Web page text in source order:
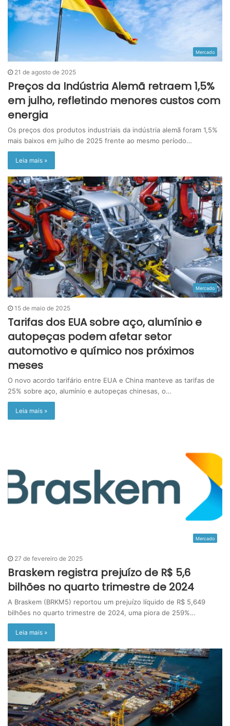
Mercado
21 de agosto de 2025
Preços da Indústria Alemã retraem 1,5%
em julho, refletindo menores custos com
energia
Os preços dos produtos industriais da indústria alemã foram 1,5%
mais baixos em julho de 2025 frente ao mesmo período…
Leia mais »
Mercado
15 de maio de 2025
Tarifas dos EUA sobre aço, alumínio e
autopeças podem afetar setor
automotivo e químico nos próximos
meses
O novo acordo tarifário entre EUA e China manteve as tarifas de
25% sobre aço, alumínio e autopeças chinesas, o…
Leia mais »
Mercado
27 de fevereiro de 2025
Braskem registra prejuízo de R$ 5,6
bilhões no quarto trimestre de 2024
A Braskem (BRKM5) reportou um prejuízo líquido de R$ 5,649
bilhões no quarto trimestre de 2024, uma piora de 259%…
Leia mais »